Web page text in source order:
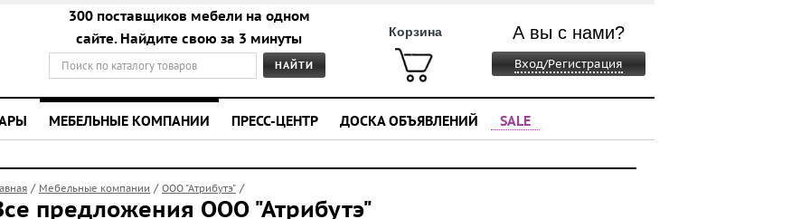
300 поставщиков мебели на одном
сайте. Найдите свою за 3 минуты
Корзина А вы с нами?
Вход/Регистрация
МЕБЕЛЬНЫЕ КОМПАНИИ ПРЕСС-ЦЕНТР ДОСКА ОБЪЯВЛЕНИЙ SALE
/ Мебельные компании / ООО "Атрибутэ" /
предложения ООО "Атрибутэ"